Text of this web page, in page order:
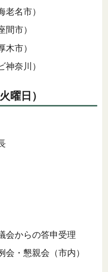
名市）
市）
木市）
神奈川）
曜日）
会からの答申受理
・懇親会（市内）